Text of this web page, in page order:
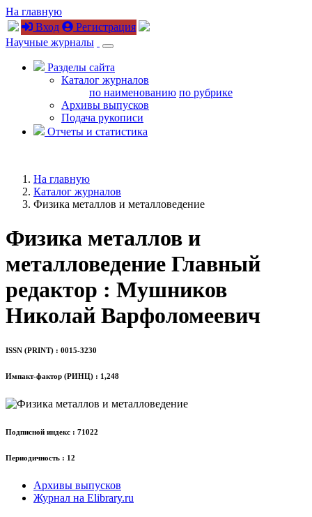
На главную
Вход
Регистрация
Научные журналы
Разделы сайта
Каталог журналов
по наименованию по рубрике
Архивы выпусков
Подача рукописи
Отчеты и статистика
На главную
Каталог журналов
Физика металлов и металловедение
Физика металлов и
металловедение Главный
редактор : Мушников
Николай Варфоломеевич
ISSN (PRINT) : 0015-3230
Импакт-фактор (РИНЦ) : 1,248
Подписной индекс : 71022
Периодичность : 12
Архивы выпусков
Журнал на Elibrary.ru